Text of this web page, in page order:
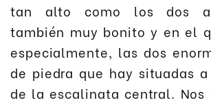
tan alto como los dos
también muy bonito y en el
especialmente, las dos
de piedra que hay situadas
de la escalinata central. Nos